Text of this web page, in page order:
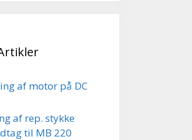
af motor på DC
af rep. stykke
til MB 220